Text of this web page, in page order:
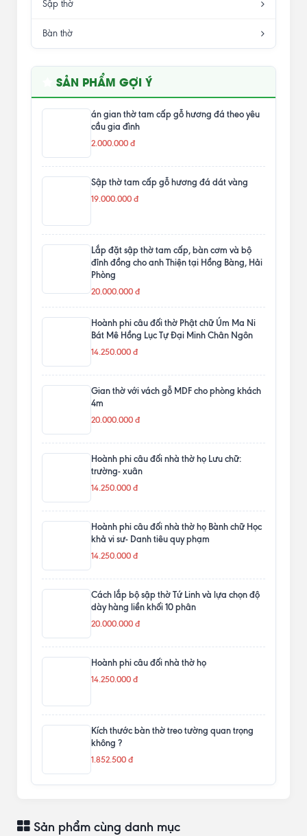
Sập thờ
Bàn thờ
SẢN PHẨM GỢI Ý
án gian thờ tam cấp gỗ hương đá theo yêu
cầu gia đình
2.000.000 đ
Sập thờ tam cấp gỗ hương đá dát vàng
19.000.000 đ
Lắp đặt sập thờ tam cấp, bàn cơm và bộ
đỉnh đồng cho anh Thiện tại Hồng Bàng, Hải
Phòng
20.000.000 đ
Hoành phi câu đối thờ Phật chữ Úm Ma Ni
Bát Mê Hồng Lục Tự Đại Minh Chân Ngôn
14.250.000 đ
Gian thờ với vách gỗ MDF cho phòng khách
4m
20.000.000 đ
Hoành phi câu đối nhà thờ họ Lưu chữ:
trường- xuân
14.250.000 đ
Hoành phi câu đối nhà thờ họ Bành chữ Học
khả vi sư- Danh tiêu quy phạm
14.250.000 đ
Cách lắp bộ sập thờ Tứ Linh và lựa chọn độ
dày hàng liền khối 10 phân
20.000.000 đ
Hoành phi câu đối nhà thờ họ
14.250.000 đ
Kích thước bàn thờ treo tường quan trọng
không ?
1.852.500 đ
Sản phẩm cùng danh mục